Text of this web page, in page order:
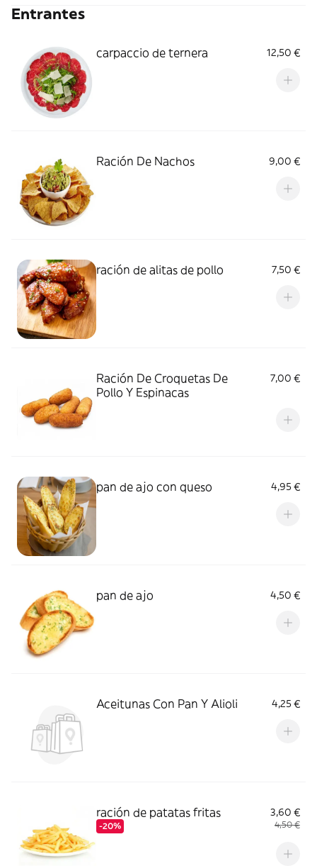
Entrantes
carpaccio de ternera 12,50 €
Ración De Nachos 9,00 €
ración de alitas de pollo 7,50 €
Ración De Croquetas De
Pollo Y Espinacas
7,00 €
pan de ajo con queso 4,95 €
pan de ajo 4,50 €
Aceitunas Con Pan Y Alioli 4,25 €
ración de patatas fritas
-20%
3,60 €
4,50 €